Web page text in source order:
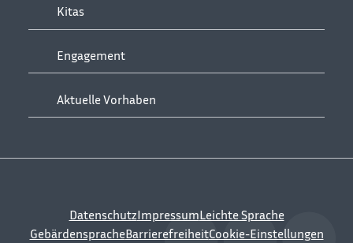
Kitas
Engagement
Aktuelle Vorhaben
DatenschutzImpressumLeichte Sprache
GebärdenspracheBarrierefreiheitCookie-Einstellungen